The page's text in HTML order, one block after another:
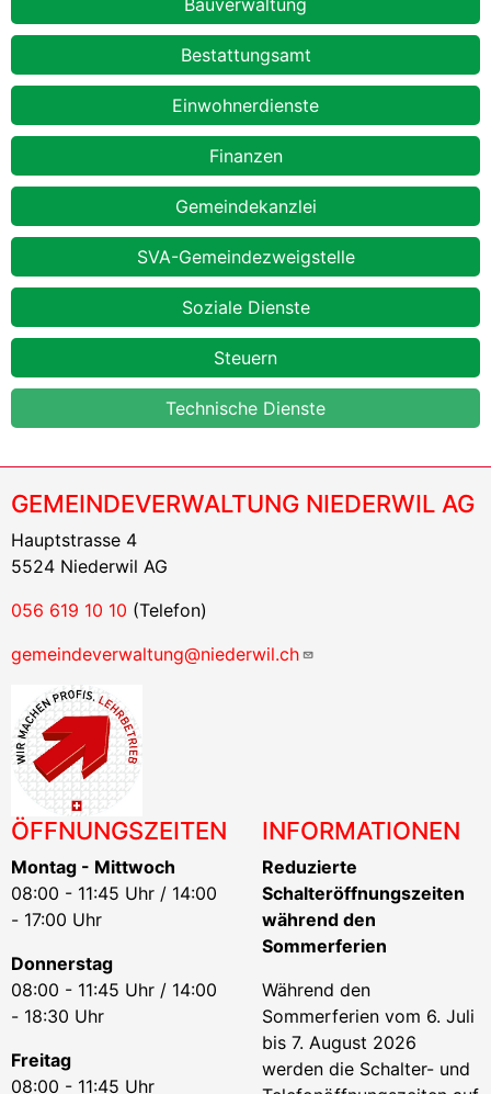
Bauverwaltung
Bestattungsamt
Einwohnerdienste
Finanzen
Gemeindekanzlei
SVA-Gemeindezweigstelle
Soziale Dienste
Steuern
Technische Dienste
GEMEINDEVERWALTUNG NIEDERWIL AG
Hauptstrasse 4
5524 Niederwil AG
056 619 10 10 (Telefon)
gemeindeverwaltung@niederwil.ch
ÖFFNUNGSZEITEN
Montag - Mittwoch
08:00 - 11:45 Uhr / 14:00
- 17:00 Uhr
Donnerstag
08:00 - 11:45 Uhr / 14:00
- 18:30 Uhr
Freitag
08:00 - 11:45 Uhr
INFORMATIONEN
Reduzierte
Schalteröffnungszeiten
während den
Sommerferien
Während den
Sommerferien vom 6. Juli
bis 7. August 2026
werden die Schalter- und